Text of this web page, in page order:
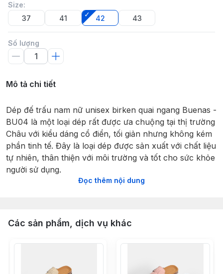
Size:
37
41 42 43
Số lượng
Mô tả chi tiết
Dép đế trấu nam nữ unisex birken quai ngang Buenas -
BU04 là một loại dép rất được ưa chuộng tại thị trường
Châu với kiểu dáng cổ điển, tối giản nhưng không kém
phần tinh tế. Đây là loại dép được sản xuất với chất liệu
tự nhiên, thân thiện với môi trường và tốt cho sức khỏe
người sử dụng.
CÁCH CỔ ĐIỂN VÀ TỐI GIẢN nhưng rất sang trọng và
nam nữ unisex là phong cách được ưa chuộng bởi tính
Đọc thêm nội dung
Các sản phẩm, dịch vụ khác